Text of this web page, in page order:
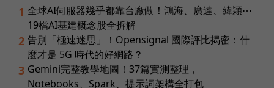
1 全球AI伺服器幾乎都靠台廠做！鴻海、廣達、緯穎⋯
19檔AI基建概念股全拆解
2 告別「極速迷思」！Opensignal 國際評比揭密：什
麼才是 5G 時代的好網路？
3 Gemini完整教學地圖！37篇實測整理，
Notebooks、Spark、提示詞架構全打包